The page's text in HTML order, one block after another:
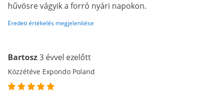
hűvösre vágyik a forró nyári napokon.
Eredeti értékelés megjelenítése
Bartosz3 évvel ezelőtt
Közzétéve Expondo Poland